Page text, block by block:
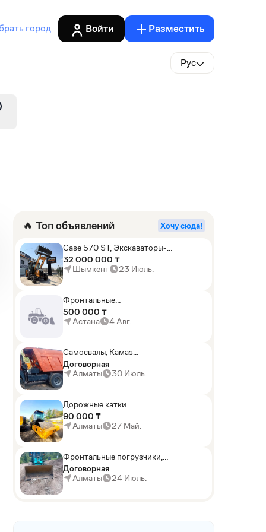
город Войти Разместить
Рус
AD
🔥 Топ объявлений Хочу сюда!
Case 570 ST, Экскаваторы-
погрузчики
32 000 000 ₸
Шымкент
23 Июль.
Фронтальные
погрузчики,Экскаваторы-
погрузчики,Мини-
погрузчики,Горные
500 000 ₸
Астана
4 Авг.
Самосвалы, Камаз
АГП-29РТ (шасси
KАМАЗ-43114 6x6)
Договорная
Алматы
30 Июль.
Дорожные катки
90 000 ₸
Алматы
27 Май.
Фронтальные погрузчики,
Sunward ZYJ 320
Договорная
Алматы
24 Июль.